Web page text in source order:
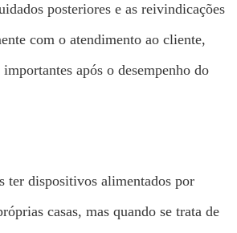
posteriores e as reivindicações
com o atendimento ao cliente,
após o desempenho do
ter dispositivos alimentados por
casas, mas quando se trata de